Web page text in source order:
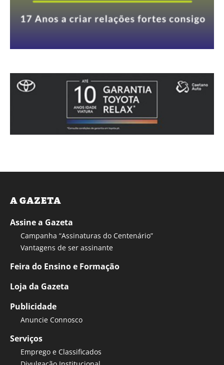
A GAZETA
Assine a Gazeta
Campanha “Assinaturas do Centenário”
Vantagens de ser assinante
Feira do Ensino e Formação
Loja da Gazeta
Publicidade
Anuncie Connosco
Serviços
Emprego e Classificados